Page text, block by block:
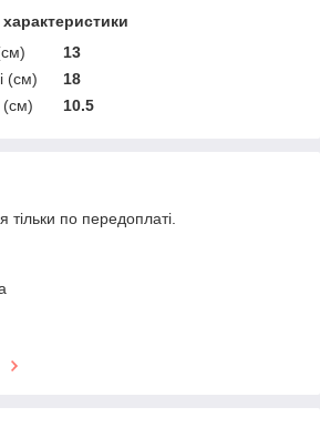
13
(см)
18
(см)
10.5
тільки по передоплаті.